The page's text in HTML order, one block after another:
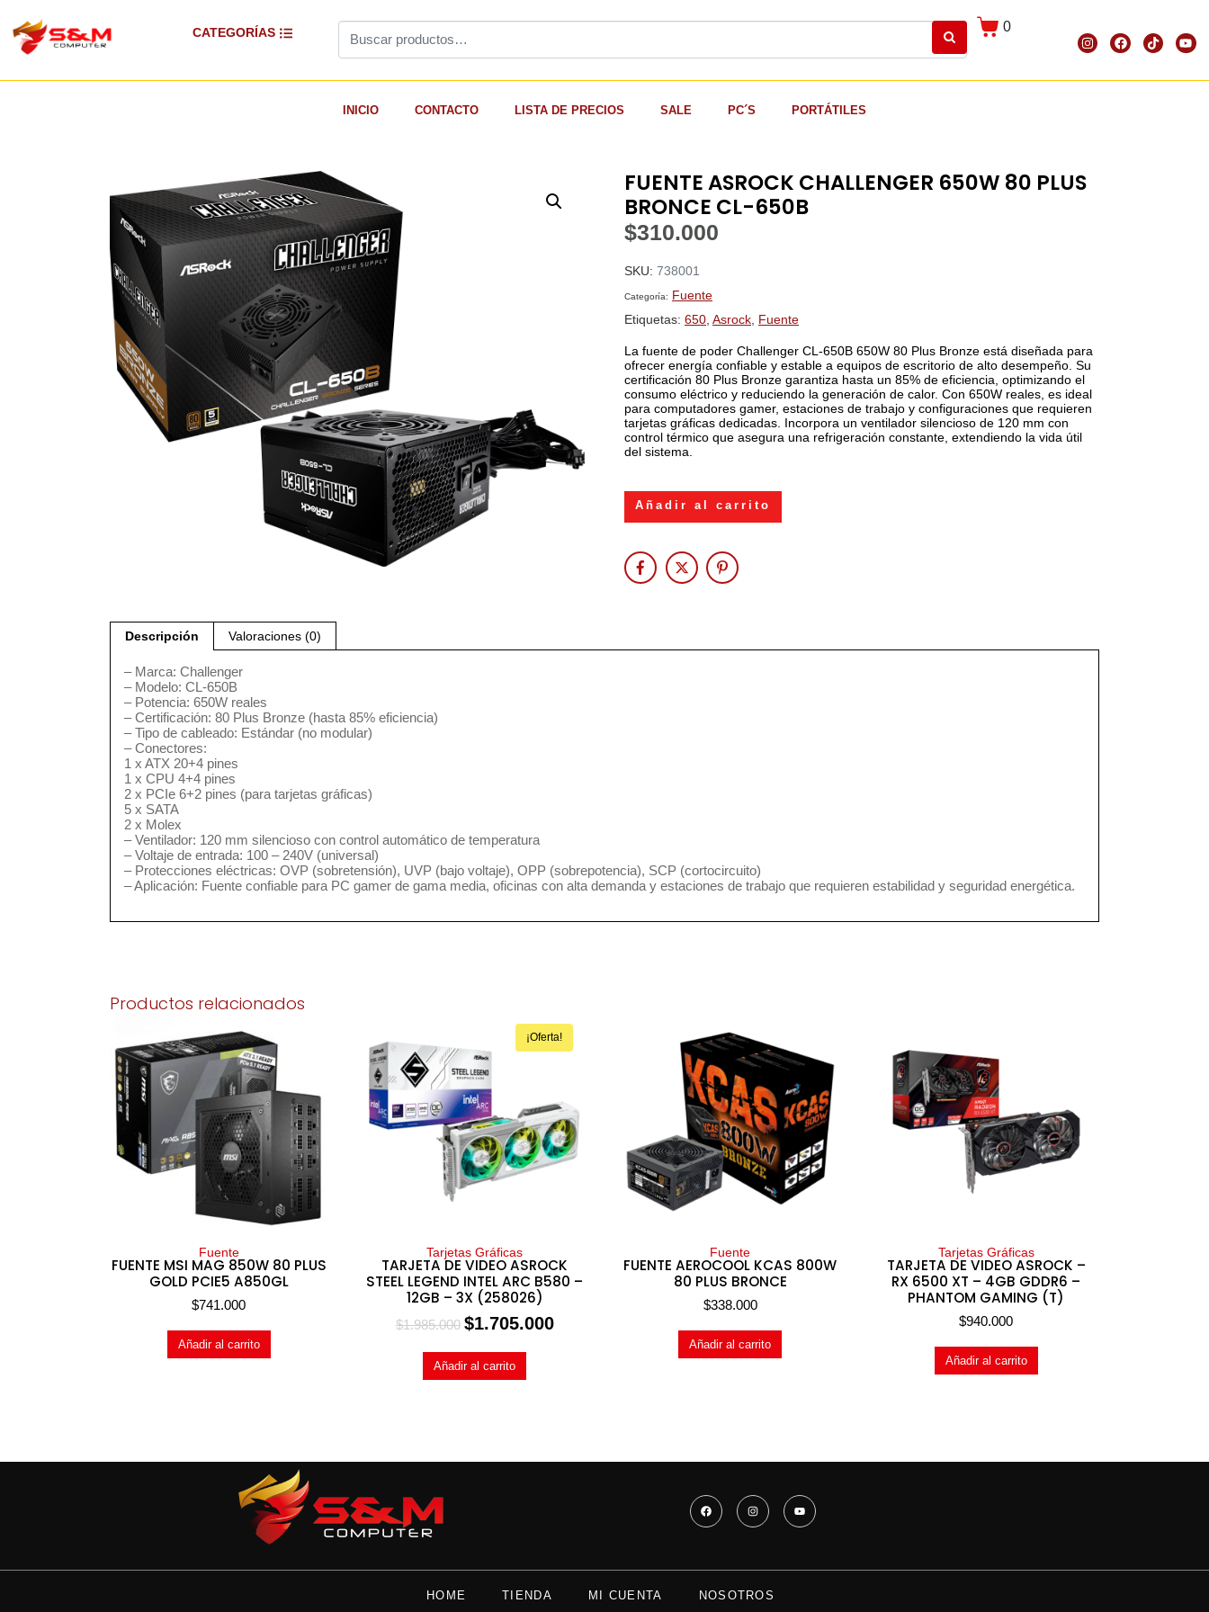
CATEGORÍAS 0
INICIO CONTACTO LISTA DE PRECIOS SALE PC´S PORTÁTILES
FUENTE ASROCK CHALLENGER 650W 80 PLUS
BRONCE CL-650B
$310.000
SKU: 738001
Categoría: Fuente
Etiquetas: 650 Asrock Fuente
La fuente de poder Challenger CL-650B 650W 80 Plus Bronze está diseñada para
ofrecer energía confiable y estable a equipos de escritorio de alto desempeño. Su
certificación 80 Plus Bronze garantiza hasta un 85% de eficiencia, optimizando el
consumo eléctrico y reduciendo la generación de calor. Con 650W reales, es ideal
para computadores gamer, estaciones de trabajo y configuraciones que requieren
tarjetas gráficas dedicadas. Incorpora un ventilador silencioso de 120 mm con
control térmico que asegura una refrigeración constante, extendiendo la vida útil
del sistema.
Añadir al carrito
Descripción Valoraciones (0)
– Marca: Challenger
– Modelo: CL-650B
– Potencia: 650W reales
– Certificación: 80 Plus Bronze (hasta 85% eficiencia)
– Tipo de cableado: Estándar (no modular)
– Conectores:
1 x ATX 20+4 pines
1 x CPU 4+4 pines
2 x PCIe 6+2 pines (para tarjetas gráficas)
5 x SATA
2 x Molex
– Ventilador: 120 mm silencioso con control automático de temperatura
– Voltaje de entrada: 100 – 240V (universal)
– Protecciones eléctricas: OVP (sobretensión), UVP (bajo voltaje), OPP (sobrepotencia), SCP (cortocircuito)
– Aplicación: Fuente confiable para PC gamer de gama media, oficinas con alta demanda y estaciones de trabajo que requieren estabilidad y seguridad energética.
Productos relacionados
Fuente
FUENTE MSI MAG 850W 80 PLUS
GOLD PCIE5 A850GL
$741.000
Añadir al carrito
¡Oferta!
Tarjetas Gráficas
TARJETA DE VIDEO ASROCK
STEEL LEGEND INTEL ARC B580 –
12GB – 3X (258026)
$1.985.000 $1.705.000
Añadir al carrito
Fuente
FUENTE AEROCOOL KCAS 800W
80 PLUS BRONCE
$338.000
Añadir al carrito
Tarjetas Gráficas
TARJETA DE VIDEO ASROCK –
RX 6500 XT – 4GB GDDR6 –
PHANTOM GAMING (T)
$940.000
Añadir al carrito
HOME TIENDA MI CUENTA NOSOTROS